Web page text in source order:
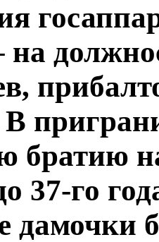
на
В
братию
37-го
дамочки